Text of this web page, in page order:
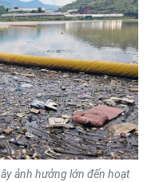
ảnh hưởng lớn đến hoạt